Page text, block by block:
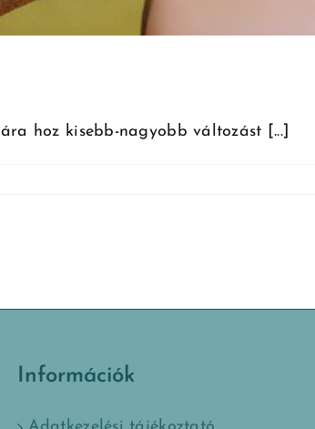
hoz kisebb-nagyobb változást [...]
Információk